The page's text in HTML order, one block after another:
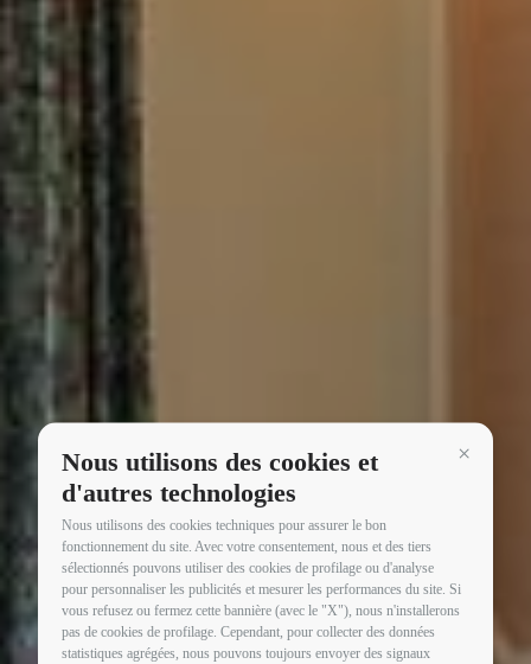
Continua
Nous utilisons des cookies et
d'autres technologies
Nous utilisons des cookies techniques pour assurer le bon
fonctionnement du site. Avec votre consentement, nous et des tiers
sélectionnés pouvons utiliser des cookies de profilage ou d'analyse
pour personnaliser les publicités et mesurer les performances du site. Si
vous refusez ou fermez cette bannière (avec le "X"), nous n'installerons
pas de cookies de profilage. Cependant, pour collecter des données
statistiques agrégées, nous pouvons toujours envoyer des signaux